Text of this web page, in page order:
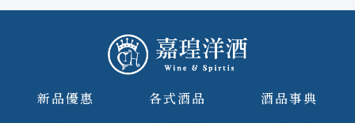
新品優惠 各式酒品
酒品事典